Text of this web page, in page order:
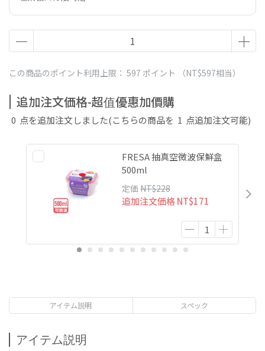
この商品のポイント利用上限： 597 ポイント （NT$597相当）
追加注文価格-超值優惠加價購
0 点を追加注文しました(こちらの商品を 1 点追加注文可能)
FRESA 抽真空微波保鮮盒
500ml
定価 NT$228
追加注文価格NT$171
アイテム説明 スペック
アイテム説明